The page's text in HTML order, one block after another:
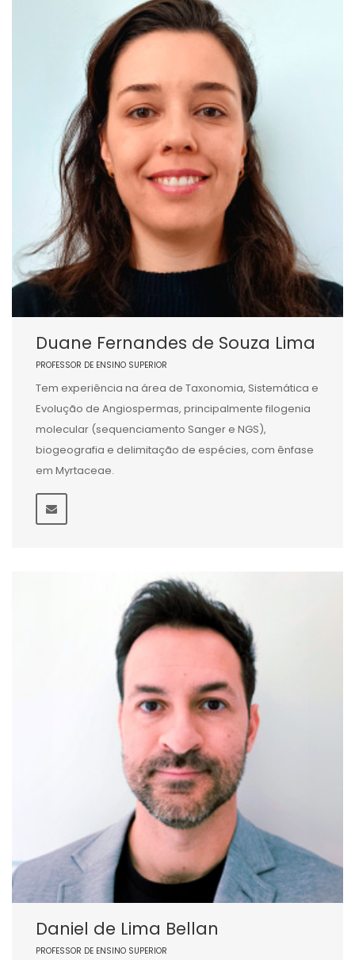
Duane Fernandes de Souza Lima
PROFESSOR DE ENSINO SUPERIOR
Tem experiência na área de Taxonomia, Sistemática e
Evolução de Angiospermas, principalmente filogenia
molecular (sequenciamento Sanger e NGS),
biogeografia e delimitação de espécies, com ênfase
em Myrtaceae.
Daniel de Lima Bellan
PROFESSOR DE ENSINO SUPERIOR